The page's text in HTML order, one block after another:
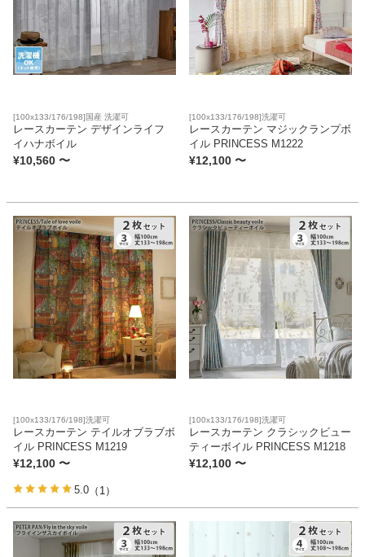
収納家具
ホームオフィス
寝具
ファブリック
カーテン
ラグ
マット
収納用品
[100x133/176/198]国産 洗濯可
レースカーテン デザインライフ
イハナボイル
¥10,560 〜
[100x133/176/198]洗濯可
レースカーテン マジックランプボ
イル PRINCESS M1222
¥12,100 〜
[100x133/176/198]洗濯可
レースカーテン テイルオブラブボ
イル PRINCESS M1219
¥12,100 〜
5.0 （1）
[100x133/176/198]洗濯可
レースカーテン クラシックビュー
ティーボイル PRINCESS M1218
¥12,100 〜